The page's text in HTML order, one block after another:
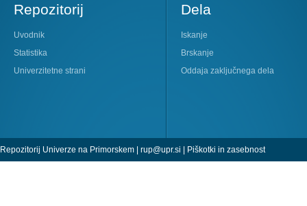
Repozitorij
Uvodnik
Statistika
Univerzitetne strani
Dela
Iskanje
Brskanje
Oddaja zaključnega dela
Repozitorij Univerze na Primorskem | rup@upr.si Piškotki in zasebnost